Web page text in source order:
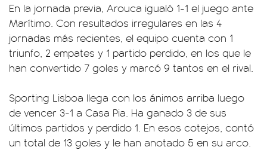
En la jornada previa, Arouca igualó 1-1 el juego ante
Marítimo. Con resultados irregulares en las 4
jornadas más recientes, el equipo cuenta con 1
triunfo, 2 empates y 1 partido perdido, en los que le
han convertido 7 goles y marcó 9 tantos en el rival.
Sporting Lisboa llega con los ánimos arriba luego
de vencer 3-1 a Casa Pia. Ha ganado 3 de sus
últimos partidos y perdido 1. En esos cotejos, contó
un total de 13 goles y le han anotado 5 en su arco.